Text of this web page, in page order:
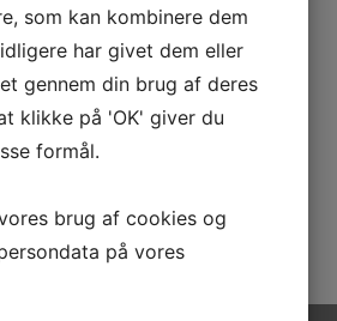
rejse
som kan kombinere dem
har givet dem eller
gennem din brug af deres
klikke på 'OK' giver du
formål.
brug af cookies og
på vores